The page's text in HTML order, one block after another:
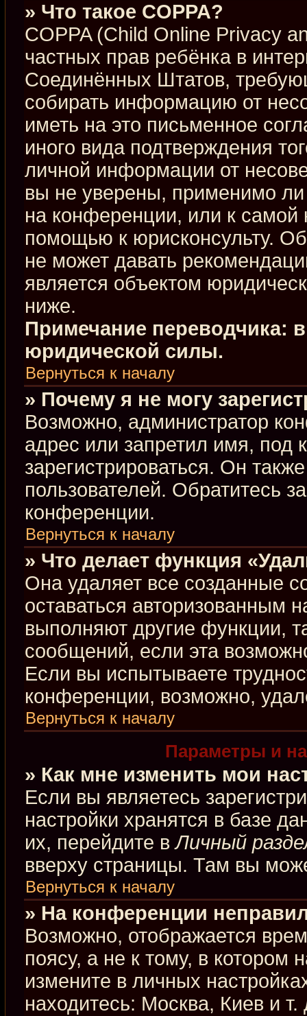
» Что такое COPPA?
COPPA (Child Online Privacy
частных прав ребёнка в
Соединённых Штатов,
собирать информацию от
иметь на это письменное
иного вида подтверждения
личной информации от
вы не уверены, применимо
на конференции, или к самой
помощью к юрисконсульту.
не может давать
является объектом
ниже.
Примечание переводчика:
юридической силы.
Вернуться к началу
» Почему я не могу
Возможно, администратор
адрес или запретил имя, под
зарегистрироваться. Он
пользователей. Обратитесь
конференции.
Вернуться к началу
» Что делает функция
Она удаляет все созданные
оставаться авторизованным
выполняют другие функции,
сообщений, если эта
Если вы испытываете
конференции, возможно,
Вернуться к началу
Параметры и
» Как мне изменить мои
Если вы являетесь
настройки хранятся в базе
их, перейдите вЛичный
вверху страницы. Там вы
Вернуться к началу
» На конференции
Возможно, отображается
поясу, а не к тому, в котором
измените в личных
находитесь: Москва, Киев и